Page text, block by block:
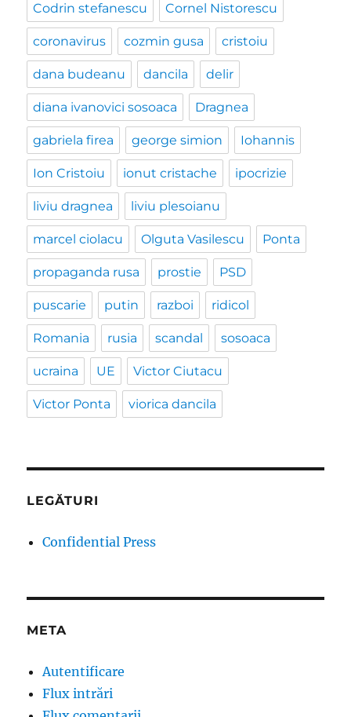
Codrin stefanescu Cornel Nistorescu
coronavirus cozmin gusa cristoiu
dana budeanu dancila delir
diana ivanovici sosoaca Dragnea
gabriela firea george simion Iohannis
Ion Cristoiu ionut cristache ipocrizie
liviu dragnea liviu plesoianu
marcel ciolacu Olguta Vasilescu Ponta
propaganda rusa prostie PSD
puscarie putin razboi ridicol
Romania rusia scandal sosoaca
ucraina UE Victor Ciutacu
Victor Ponta viorica dancila
LEGĂTURI
Confidential Press
META
Autentificare
Flux intrări